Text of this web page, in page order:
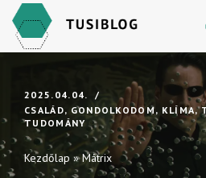
Skip
2025.04.04.
CSALÁD, GONDOLKODOM, KLÍMA,
TUDOMÁNY
Kezdőlap »Mátrix